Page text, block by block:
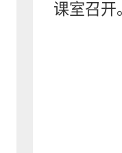
课室召开